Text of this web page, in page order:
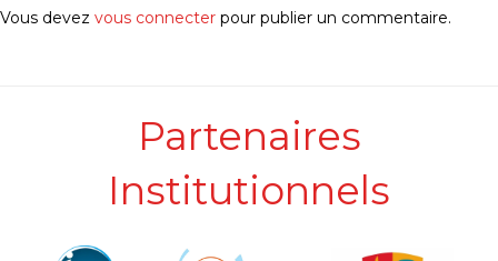
Vous devez vous connecter pour publier un commentaire.
Partenaires
Institutionnels